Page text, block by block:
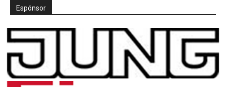
Espónsor